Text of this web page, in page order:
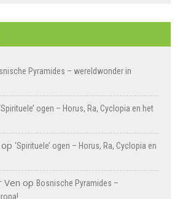
Pyramides – wereldwonder in
‘Spirituele’ ogen – Horus, Ra, Cyclopia en het
op ‘Spirituele’ ogen – Horus, Ra, Cyclopia en
Ven op Bosnische Pyramides –